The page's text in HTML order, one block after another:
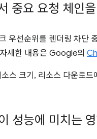
중요 요청 체인
우선순위를 렌더링 차단
세한 내용은 Google의
스 크기, 리소스 다운로
성능에 미치는